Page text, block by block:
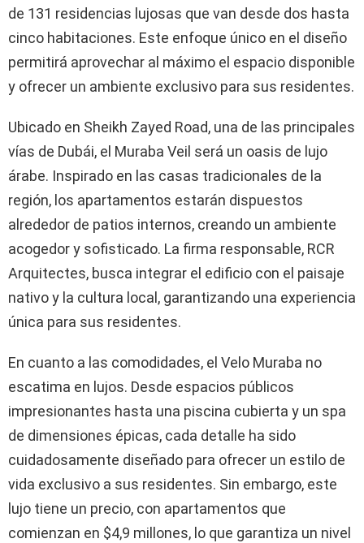
de 131 residencias lujosas que van desde dos hasta
cinco habitaciones. Este enfoque único en el diseño
permitirá aprovechar al máximo el espacio disponible
y ofrecer un ambiente exclusivo para sus residentes.
Ubicado en Sheikh Zayed Road, una de las principales
vías de Dubái, el Muraba Veil será un oasis de lujo
árabe. Inspirado en las casas tradicionales de la
región, los apartamentos estarán dispuestos
alrededor de patios internos, creando un ambiente
acogedor y sofisticado. La firma responsable, RCR
Arquitectes, busca integrar el edificio con el paisaje
nativo y la cultura local, garantizando una experiencia
única para sus residentes.
En cuanto a las comodidades, el Velo Muraba no
escatima en lujos. Desde espacios públicos
impresionantes hasta una piscina cubierta y un spa
de dimensiones épicas, cada detalle ha sido
cuidadosamente diseñado para ofrecer un estilo de
vida exclusivo a sus residentes. Sin embargo, este
lujo tiene un precio, con apartamentos que
comienzan en $4,9 millones, lo que garantiza un nivel